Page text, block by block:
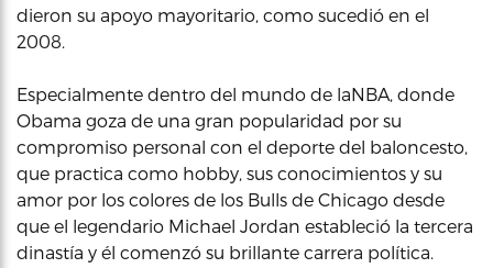
dieron su apoyo mayoritario, como sucedió en el
2008.
Especialmente dentro del mundo de laNBA, donde
Obama goza de una gran popularidad por su
compromiso personal con el deporte del baloncesto,
que practica como hobby, sus conocimientos y su
amor por los colores de los Bulls de Chicago desde
que el legendario Michael Jordan estableció la tercera
dinastía y él comenzó su brillante carrera política.